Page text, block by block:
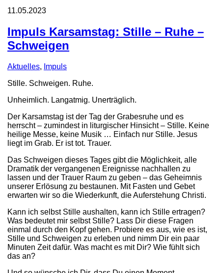
11.05.2023
Impuls Karsamstag: Stille – Ruhe –
Schweigen
Aktuelles, Impuls
Stille. Schweigen. Ruhe.
Unheimlich. Langatmig. Unerträglich.
Der Karsamstag ist der Tag der Grabesruhe und es
herrscht – zumindest in liturgischer Hinsicht – Stille. Keine
heilige Messe, keine Musik … Einfach nur Stille. Jesus
liegt im Grab. Er ist tot. Trauer.
Das Schweigen dieses Tages gibt die Möglichkeit, alle
Dramatik der vergangenen Ereignisse nachhallen zu
lassen und der Trauer Raum zu geben – das Geheimnis
unserer Erlösung zu bestaunen. Mit Fasten und Gebet
erwarten wir so die Wiederkunft, die Auferstehung Christi.
Kann ich selbst Stille aushalten, kann ich Stille ertragen?
Was bedeutet mir selbst Stille? Lass Dir diese Fragen
einmal durch den Kopf gehen. Probiere es aus, wie es ist,
Stille und Schweigen zu erleben und nimm Dir ein paar
Minuten Zeit dafür. Was macht es mit Dir? Wie fühlt sich
das an?